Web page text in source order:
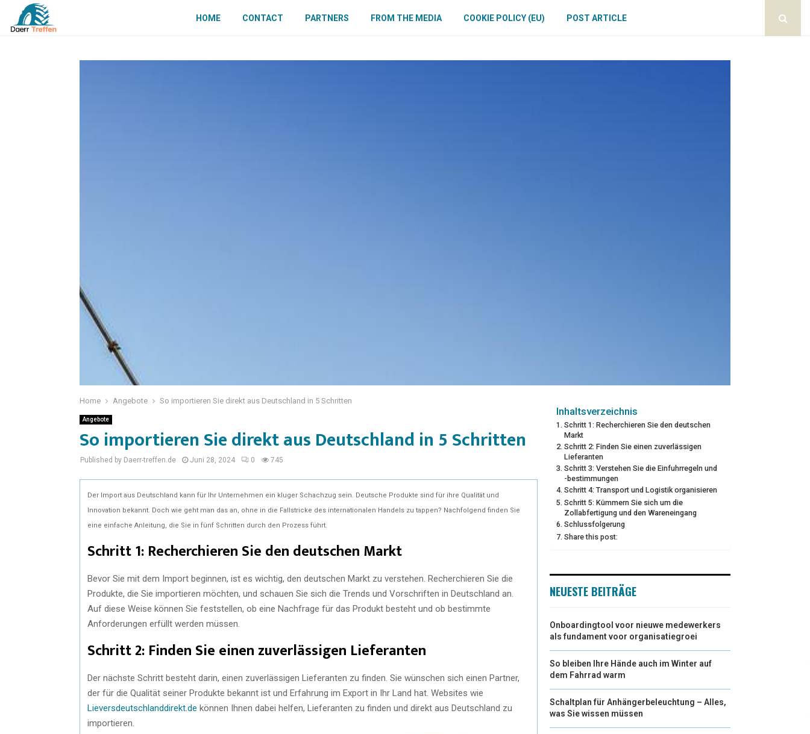
HOME CONTACT PARTNERS FROM THE MEDIA COOKIE POLICY (EU) POST ARTICLE
Home Angebote So importieren Sie direkt aus Deutschland in 5 Schritten
Angebote
So importieren Sie direkt aus Deutschland in 5 Schritten
Published by Daerr-treffen.de Juni 28, 2024 0 745
Der Import aus Deutschland kann für Ihr Unternehmen ein kluger Schachzug sein. Deutsche Produkte sind für ihre Qualität und
Innovation bekannt. Doch wie geht man das an, ohne in die Fallstricke des internationalen Handels zu tappen? Nachfolgend finden Sie
eine einfache Anleitung, die Sie in fünf Schritten durch den Prozess führt.
Schritt 1: Recherchieren Sie den deutschen Markt
Bevor Sie mit dem Import beginnen, ist es wichtig, den deutschen Markt zu verstehen. Recherchieren Sie die
Produkte, die Sie importieren möchten, und schauen Sie sich die Trends und Vorschriften in Deutschland an.
Auf diese Weise können Sie feststellen, ob eine Nachfrage für das Produkt besteht und ob bestimmte
Anforderungen erfüllt werden müssen.
Schritt 2: Finden Sie einen zuverlässigen Lieferanten
Der nächste Schritt besteht darin, einen zuverlässigen Lieferanten zu finden. Sie wünschen sich einen Partner,
der für die Qualität seiner Produkte bekannt ist und Erfahrung im Export in Ihr Land hat. Websites wie
Lieversdeutschlanddirekt.de können Ihnen dabei helfen, Lieferanten zu finden und direkt aus Deutschland zu
importieren.
Inhaltsverzeichnis
Schritt 1: Recherchieren Sie den deutschen
Markt
Schritt 2: Finden Sie einen zuverlässigen
Lieferanten
Schritt 3: Verstehen Sie die Einfuhrregeln und
-bestimmungen
Schritt 4: Transport und Logistik organisieren
Schritt 5: Kümmern Sie sich um die
Zollabfertigung und den Wareneingang
Schlussfolgerung
Share this post:
NEUESTE BEITRÄGE
Onboardingtool voor nieuwe medewerkers
als fundament voor organisatiegroei
So bleiben Ihre Hände auch im Winter auf
dem Fahrrad warm
Schaltplan für Anhängerbeleuchtung – Alles,
was Sie wissen müssen